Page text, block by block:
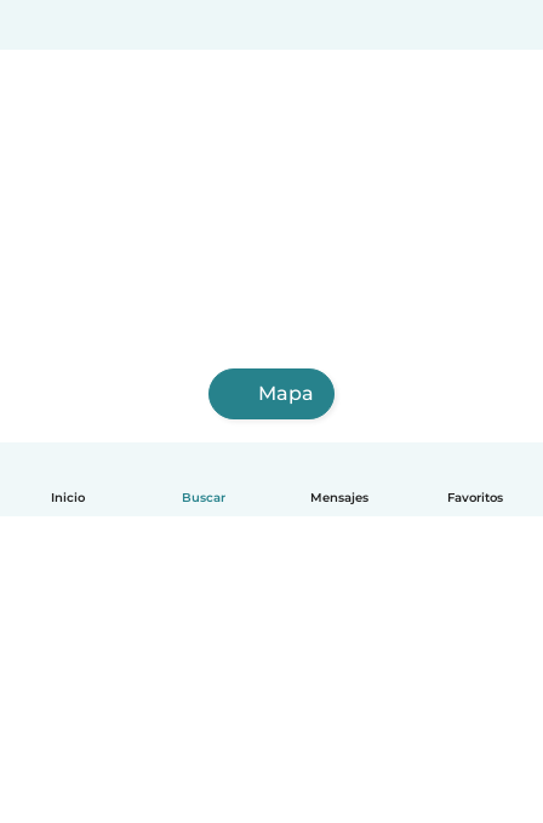
Inicio Buscar Mensajes Favoritos
Mapa